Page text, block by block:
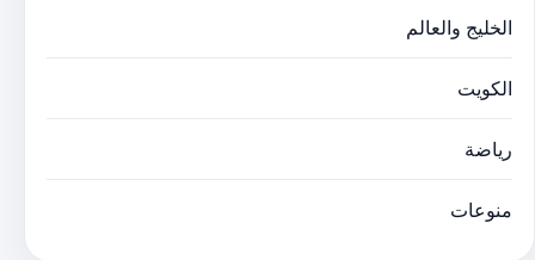
الخليج والعالم
الكويت
رياضة
منوعات